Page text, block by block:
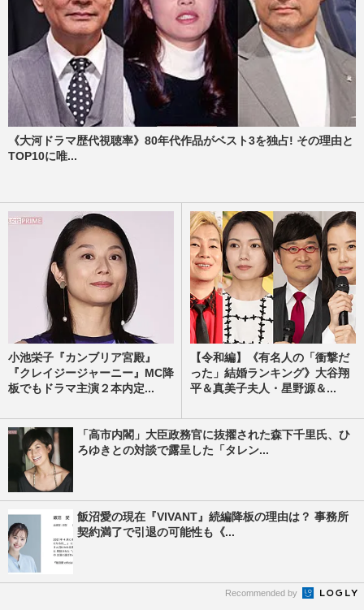
《大河ドラマ歴代視聴率》80年代作品がベスト3を独占! その理由と
TOP10に唯...
小池栄子『カンブリア宮殿』
『クレイジージャーニー』MC降
板でもドラマ主演２本内定...
【令和編】《有名人の「衝撃だ
った」結婚ランキング》大谷翔
平＆真美子夫人・星野源＆...
「高市内閣」大臣政務官に抜擢された森下千里氏、ひ
ろゆきとの対談で露呈した「タレン...
飯沼愛の現在『VIVANT』続編降板の理由は？ 事務所
契約満了で引退の可能性も《...
Recommended by